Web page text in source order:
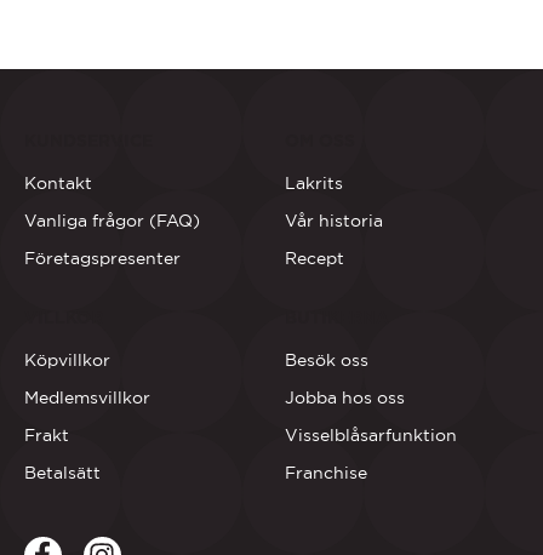
Kontakt
Vanliga frågor (FAQ)
Företagspresenter
Lakrits
Vår historia
Recept
Besök oss
Jobba hos oss
Visselblåsarfunktion
Franchise
Köpvillkor
Medlemsvillkor
Frakt
Betalsätt